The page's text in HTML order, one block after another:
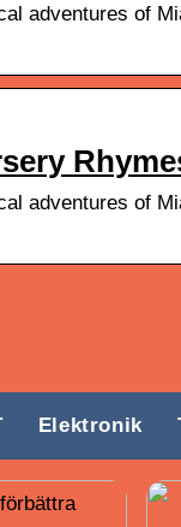
adventures of
adventures of
Elektronik